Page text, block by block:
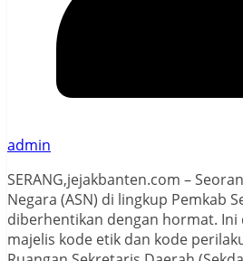
admin
SERANG,jejakbanten.com –
Negara (ASN) di lingkup Pemkab
diberhentikan dengan hormat. Ini
majelis kode etik dan kode